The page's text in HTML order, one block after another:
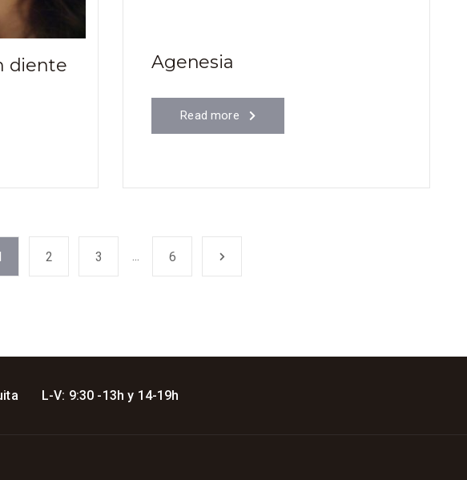
diente
Agenesia
Read more
2 3 ... 6
L-V: 9:30 -13h y 14-19h